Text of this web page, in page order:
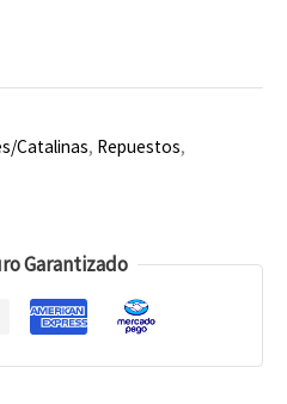
Catalinas, Repuestos,
Garantizado